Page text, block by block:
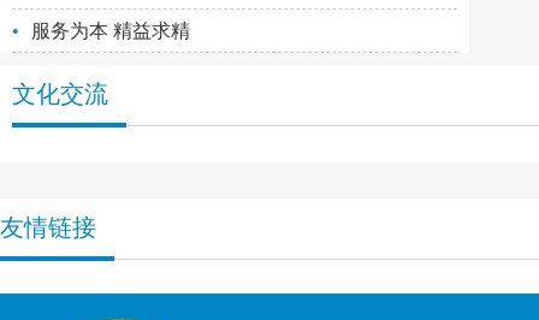
• 服务为本 精益求精
文化交流
友情链接